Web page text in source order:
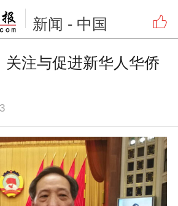
新闻 - 中国
关注与促进新华人华侨